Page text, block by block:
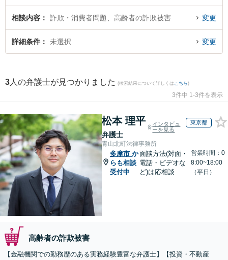
詐欺被害のトラブル解決の実績豊富な近くの弁護士を検索したい』『初回相談
無料で高齢者の詐欺被害を法律相談できる多摩市内の弁護士に相談予約した
い』などでお困りの相談者さんにおすすめです。
相談内容 詐欺・消費者問題、高齢者の詐欺被害 変更
詳細条件 未選択 変更
3 人の弁護士が見つかりました (検索結果について詳しくは こちら)
3件中 1-3件を表示
松本 理平
弁護士
インタビュ
ーを見る
東京都
青山北町法律事務所
多摩市 か
らも相談
受付中
面談方法(対面・
電話・ビデオな
ど)は応相談
営業時間：0
8:00~18:00
（平日）
高齢者の詐欺被害
【金融機関での勤務歴のある実務経験豊富な弁護士】【投資・不動産